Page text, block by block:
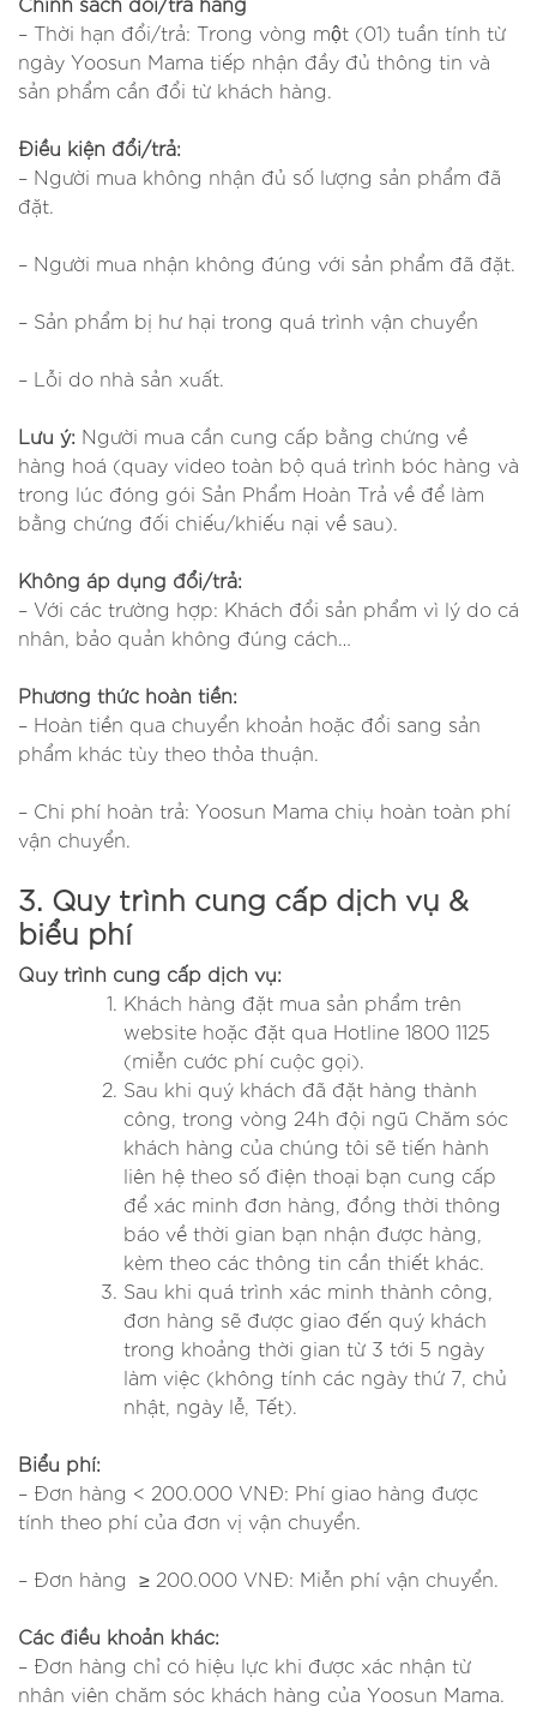
– Thời hạn đổi/trả: Trong vòng một (01) tuần tính từ
ngày Yoosun Mama tiếp nhận đầy đủ thông tin và
sản phẩm cần đổi từ khách hàng.
Điều kiện đổi/trả:
– Người mua không nhận đủ số lượng sản phẩm đã
đặt.
– Người mua nhận không đúng với sản phẩm đã đặt.
– Sản phẩm bị hư hại trong quá trình vận chuyển
– Lỗi do nhà sản xuất.
Lưu ý: Người mua cần cung cấp bằng chứng về
hàng hoá (quay video toàn bộ quá trình bóc hàng và
trong lúc đóng gói Sản Phẩm Hoàn Trả về để làm
bằng chứng đối chiếu/khiếu nại về sau).
Không áp dụng đổi/trả:
– Với các trường hợp: Khách đổi sản phẩm vì lý do cá
nhân, bảo quản không đúng cách…
Phương thức hoàn tiền:
– Hoàn tiền qua chuyển khoản hoặc đổi sang sản
phẩm khác tùy theo thỏa thuận.
– Chi phí hoàn trả: Yoosun Mama chiụ hoàn toàn phí
vận chuyển.
3. Quy trình cung cấp dịch vụ &
biểu phí
Quy trình cung cấp dịch vụ:
Khách hàng đặt mua sản phẩm trên
website hoặc đặt qua Hotline 1800 1125
(miễn cước phí cuộc gọi).
Sau khi quý khách đã đặt hàng thành
công, trong vòng 24h đội ngũ Chăm sóc
khách hàng của chúng tôi sẽ tiến hành
liên hệ theo số điện thoại bạn cung cấp
để xác minh đơn hàng, đồng thời thông
báo về thời gian bạn nhận được hàng,
kèm theo các thông tin cần thiết khác.
Sau khi quá trình xác minh thành công,
đơn hàng sẽ được giao đến quý khách
trong khoảng thời gian từ 3 tới 5 ngày
làm việc (không tính các ngày thứ 7, chủ
nhật, ngày lễ, Tết).
Biểu phí:
– Đơn hàng < 200.000 VNĐ: Phí giao hàng được
tính theo phí của đơn vị vận chuyển.
– Đơn hàng ≥ 200.000 VNĐ: Miễn phí vận chuyển.
Các điều khoản khác:
– Đơn hàng chỉ có hiệu lực khi được xác nhận từ
nhân viên chăm sóc khách hàng của Yoosun Mama.